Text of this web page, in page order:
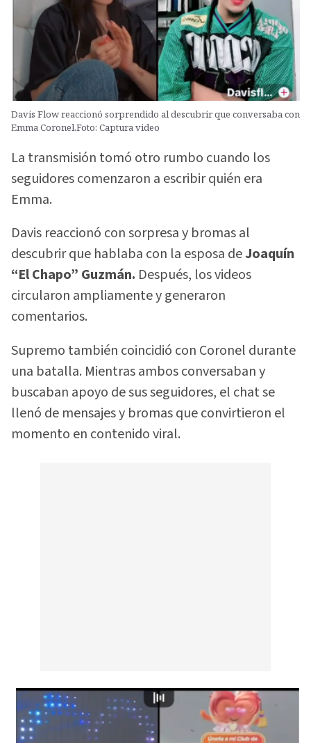
Davis Flow reaccionó sorprendido al descubrir que conversaba con
Emma Coronel.Foto: Captura video
La transmisión tomó otro rumbo cuando los
seguidores comenzaron a escribir quién era
Emma.
Davis reaccionó con sorpresa y bromas al
descubrir que hablaba con la esposa deJoaquín
“El Chapo” Guzmán. Después, los videos
circularon ampliamente y generaron
comentarios.
Supremo también coincidió con Coronel durante
una batalla. Mientras ambos conversaban y
buscaban apoyo de sus seguidores, el chat se
llenó de mensajes y bromas que convirtieron el
momento en contenido viral.